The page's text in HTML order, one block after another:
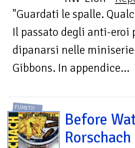
"Guardati le spalle.
Il passato degli anti-eroi
dipanarsi nelle
Gibbons. In appendice...
FUMETTI
Before
Rorschach